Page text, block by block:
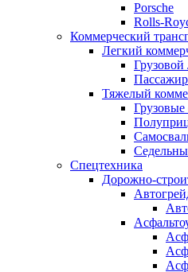
Porsche
Rolls-
Коммерческий
Легкий
Тяжелый
Спецтехника
Дорожно-